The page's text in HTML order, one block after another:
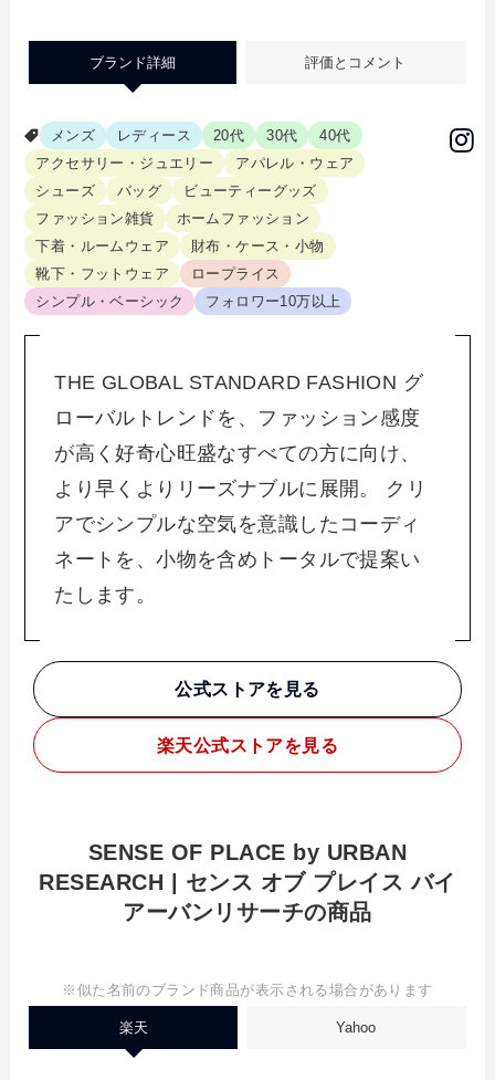
ブランド詳細 評価とコメント
メンズ レディース 20代 30代
40代
アクセサリー・ジュエリー
アパレル・ウェア
シューズ
バッグ
ビューティーグッズ
ファッション雑貨
ホームファッション
下着・ルームウェア
財布・ケース・小物
靴下・フットウェア
ロープライス
シンプル・ベーシック
フォロワー10万以上
THE GLOBAL STANDARD FASHION グ
ローバルトレンドを、ファッション感度
が高く好奇心旺盛なすべての方に向け、
より早くよりリーズナブルに展開。 クリ
アでシンプルな空気を意識したコーディ
ネートを、小物を含めトータルで提案い
たします。
公式ストアを見る
楽天公式ストアを見る
SENSE OF PLACE by URBAN
RESEARCH | センス オブ プレイス バイ
アーバンリサーチの商品
※似た名前のブランド商品が表示される場合があります
楽天 Yahoo